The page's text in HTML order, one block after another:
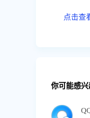
热小
点击查
你可能感兴